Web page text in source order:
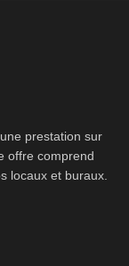
prestation sur
offre comprend
locaux et buraux.